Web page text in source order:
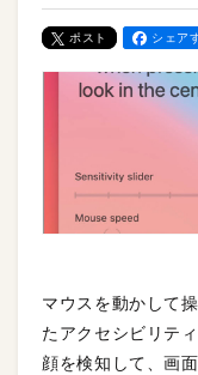
ポスト シェア
マウスを動かして
たアクセシビリテ
顔を検知して、画